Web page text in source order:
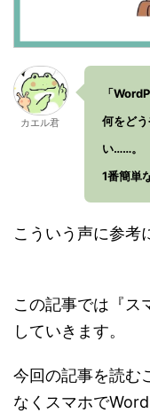
カエル君
「
何をど
い……。
1番簡単
こういう声に参考
この記事では『ス
していきます。
今回の記事を読む
なくスマホで